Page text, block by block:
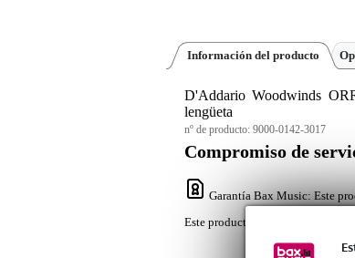
Información del producto
D'Addario Woodwinds
lengüeta
nº de producto: 9000-0142-3017
Compromiso de
Garantía Bax Music: Este
Este producto solamente tiene